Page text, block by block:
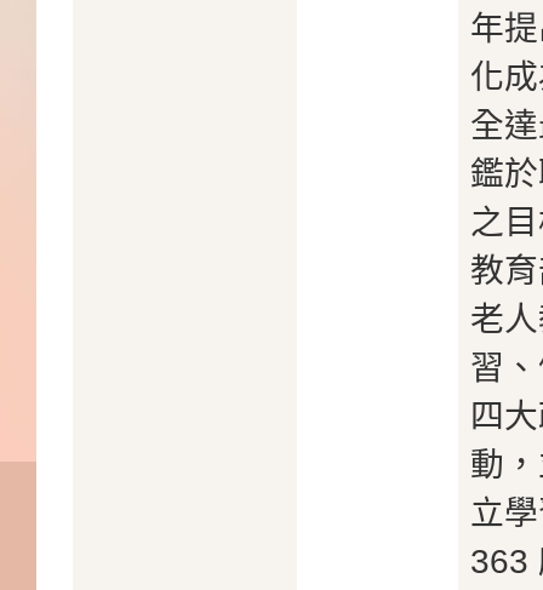
年
化
全
鑑
之
教
老
習
四
動
立
363